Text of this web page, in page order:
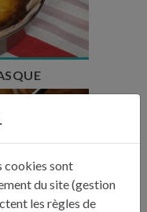
3h
: 6
min
: 6
cookies sont
du site (gestion
les règles de